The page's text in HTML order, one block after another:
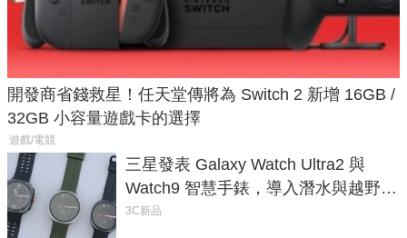
開發商省錢救星！任天堂傳將為 Switch 2 新增 16GB /
32GB 小容量遊戲卡的選擇
遊戲/電競
三星發表 Galaxy Watch Ultra2 與
Watch9 智慧手錶，導入潛水與越野跑
導航功能
3C新品